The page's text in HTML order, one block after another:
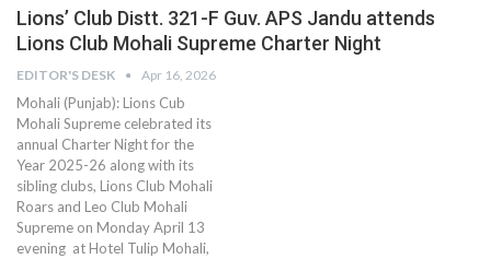
Lions’ Club Distt. 321-F Guv. APS Jandu attends
Lions Club Mohali Supreme Charter Night
EDITOR'S DESK Apr 16, 2026
Mohali (Punjab): Lions Cub
Mohali Supreme celebrated its
annual Charter Night for the
Year 2025-26 along with its
sibling clubs, Lions Club Mohali
Roars and Leo Club Mohali
Supreme on Monday April 13
evening at Hotel Tulip Mohali,